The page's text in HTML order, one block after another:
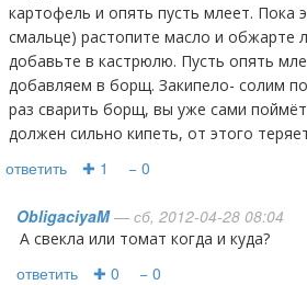
картофель и опять пусть млеет. Пока
смальце) растопите масло и обжарте
добавьте в кастрюлю. Пусть опять
добавляем в борщ. Закипело- солим
раз сварить борщ, вы уже сами
должен сильно кипеть, от этого
ответить ✚ 1 − 0
ObligaciyaM— сб, 2012-04-28 08:04
А свекла или томат когда и куда?
ответить ✚ 0 − 0